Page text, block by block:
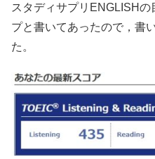
スタディサプリENGLISH
プと書いてあったので，書
た。